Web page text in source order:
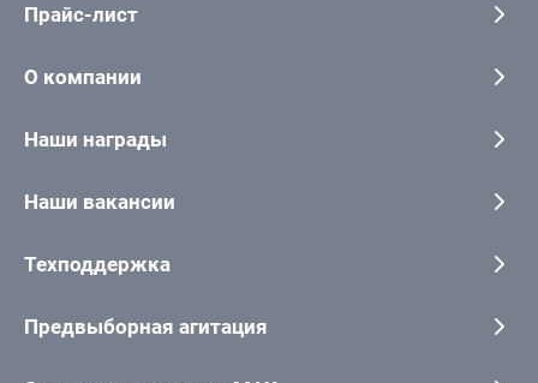
Прайс-лист
О компании
Наши награды
Наши вакансии
Техподдержка
Предвыборная агитация